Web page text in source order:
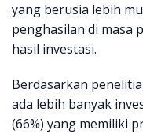
yang berusia lebih
penghasilan di masa
hasil investasi.
Berdasarkan
ada lebih banyak
(66%) yang memiliki